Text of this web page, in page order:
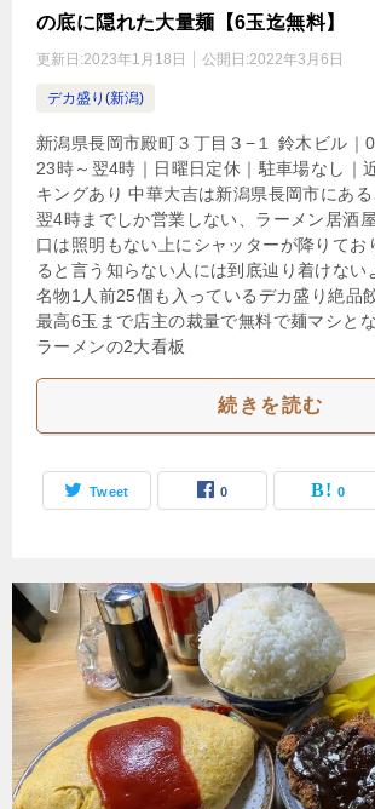
の底に隠れた大量麺【6玉迄無料】
更新日:2023年1月18日 公開日:2022年3月6日
デカ盛り(新潟)
新潟県長岡市殿町３丁目３−１ 鈴木ビル｜
23時～翌4時｜日曜日定休｜駐車場なし｜
キングあり 中華大吉は新潟県長岡市にあ
翌4時までしか営業しない、ラーメン居酒
口は照明もない上にシャッターが降りてお
ると言う知らない人には到底辿り着けない
名物1人前25個も入っているデカ盛り絶品
最高6玉まで店主の裁量で無料で麺マシと
ラーメンの2大看板
続きを読む
Tweet 0 0